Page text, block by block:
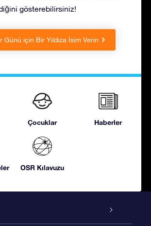
gösterebilirsiniz!
Günü için Bir Yıldıza İsim Verin
Çocuklar Haberler
OSR Kılavuzu